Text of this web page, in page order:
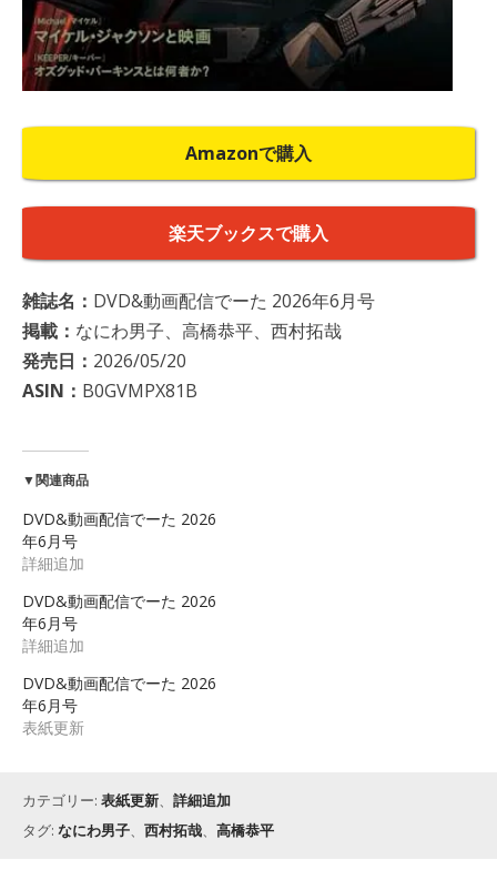
Amazonで購入
楽天ブックスで購入
雑誌名： DVD&動画配信でーた 2026年6月号
掲載： なにわ男子、高橋恭平、西村拓哉
発売日： 2026/05/20
ASIN： B0GVMPX81B
▼関連商品
DVD&動画配信でーた 2026
年6月号
詳細追加
DVD&動画配信でーた 2026
年6月号
詳細追加
DVD&動画配信でーた 2026
年6月号
表紙更新
カテゴリー: 表紙更新、 詳細追加
タグ: なにわ男子、 西村拓哉、 高橋恭平